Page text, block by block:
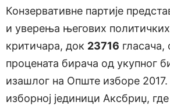
Конзервативне партије
и уверења његових
критичара, док 23716 гласача,
процената бирача од укупног
изашлог на Опште изборе 2017.
изборној јединици Аксбриџ,